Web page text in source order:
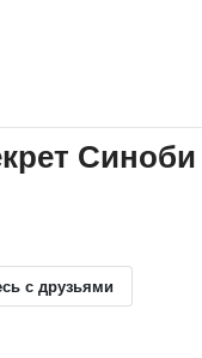
Синоби
с друзьями